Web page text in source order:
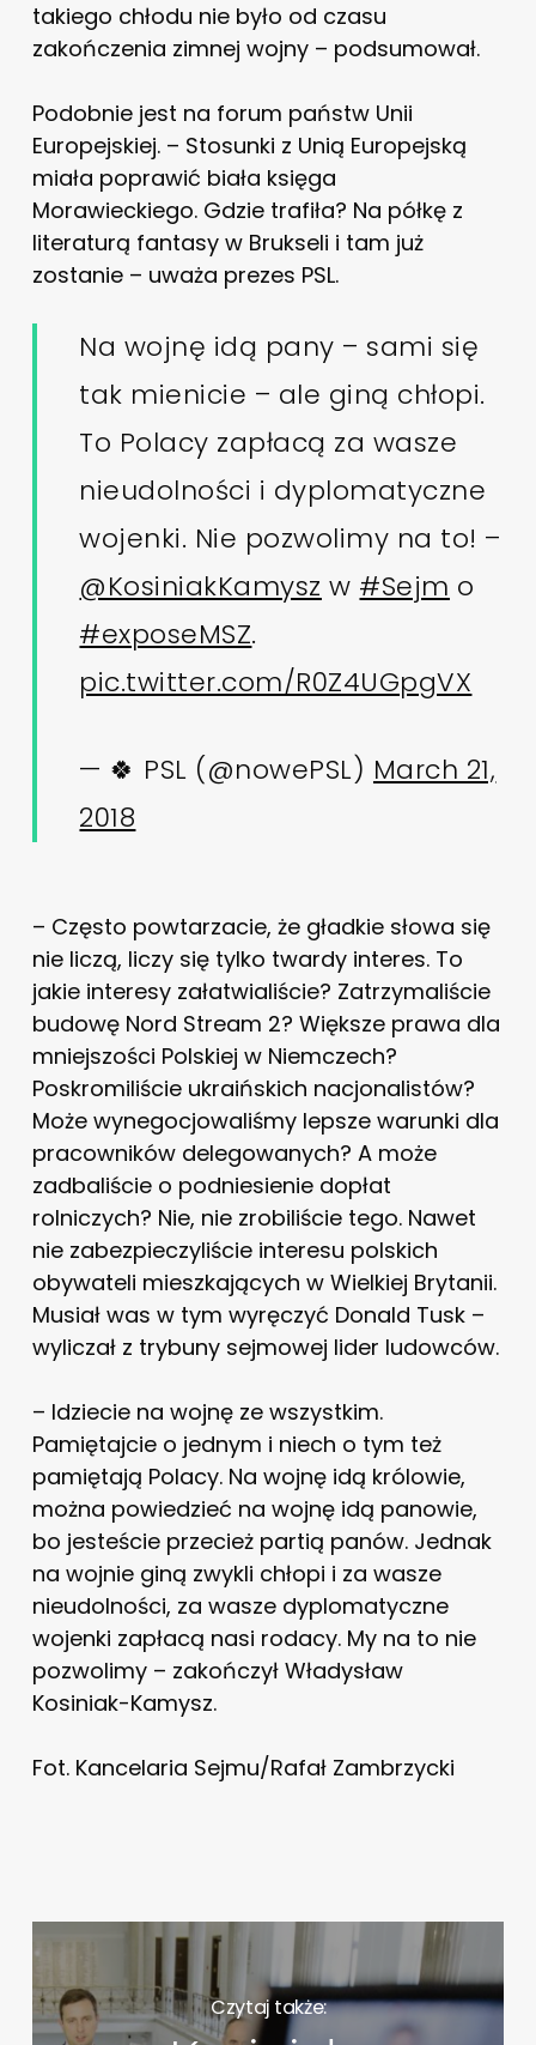
takiego chłodu nie było od czasu
zakończenia zimnej wojny – podsumował.
Podobnie jest na forum państw Unii
Europejskiej. – Stosunki z Unią Europejską
miała poprawić biała księga
Morawieckiego. Gdzie trafiła? Na półkę z
literaturą fantasy w Brukseli i tam już
zostanie – uważa prezes PSL.
Na wojnę idą pany – sami się
tak mienicie – ale giną chłopi.
To Polacy zapłacą za wasze
nieudolności i dyplomatyczne
wojenki. Nie pozwolimy na to! –
@KosiniakKamysz w #Sejm o
#exposeMSZ.
pic.twitter.com/R0Z4UGpgVX
— 🍀 PSL (@nowePSL) March 21,
2018
– Często powtarzacie, że gładkie słowa się
nie liczą, liczy się tylko twardy interes. To
jakie interesy załatwialiście? Zatrzymaliście
budowę Nord Stream 2? Większe prawa dla
mniejszości Polskiej w Niemczech?
Poskromiliście ukraińskich nacjonalistów?
Może wynegocjowaliśmy lepsze warunki dla
pracowników delegowanych? A może
zadbaliście o podniesienie dopłat
rolniczych? Nie, nie zrobiliście tego. Nawet
nie zabezpieczyliście interesu polskich
obywateli mieszkających w Wielkiej Brytanii.
Musiał was w tym wyręczyć Donald Tusk –
wyliczał z trybuny sejmowej lider ludowców.
– Idziecie na wojnę ze wszystkim.
Pamiętajcie o jednym i niech o tym też
pamiętają Polacy. Na wojnę idą królowie,
można powiedzieć na wojnę idą panowie,
bo jesteście przecież partią panów. Jednak
na wojnie giną zwykli chłopi i za wasze
nieudolności, za wasze dyplomatyczne
wojenki zapłacą nasi rodacy. My na to nie
pozwolimy – zakończył Władysław
Kosiniak-Kamysz.
Fot. Kancelaria Sejmu/Rafał Zambrzycki
Czytaj także: